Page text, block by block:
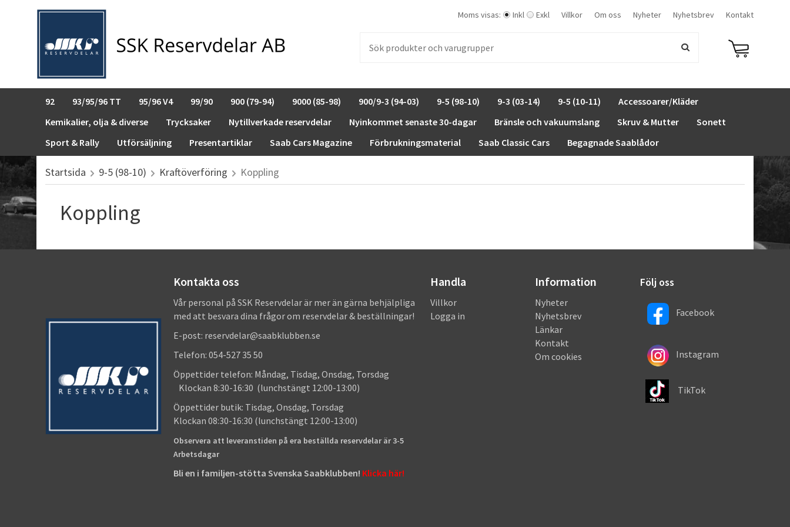
Moms visas: Inkl Exkl Villkor Om oss Nyheter Nyhetsbrev Kontakt
92 93/95/96 TT 95/96 V4 99/90 900 (79-94) 9000 (85-98) 900/9-3 (94-03) 9-5 (98-10) 9-3 (03-14) 9-5 (10-11)
Accessoarer/Kläder
Kemikalier, olja & diverse
Trycksaker Nytillverkade reservdelar Nyinkommet senaste 30-dagar Bränsle och vakuumslang Skruv & Mutter
Sonett
Sport & Rally
Utförsäljning Presentartiklar Saab Cars Magazine Förbrukningsmaterial Saab Classic Cars Begagnade Saablådor
Startsida 9-5 (98-10) Kraftöverföring Koppling
Koppling
Kontakta oss
Vår personal på SSK Reservdelar är mer än gärna behjälpliga
med att besvara dina frågor om reservdelar & beställningar!
E-post: reservdelar@saabklubben.se
Telefon: 054-527 35 50
Öppettider telefon: Måndag, Tisdag, Onsdag, Torsdag
Klockan 8:30-16:30 (lunchstängt 12:00-13:00)
Öppettider butik: Tisdag, Onsdag, Torsdag
Klockan 08:30-16:30 (lunchstängt 12:00-13:00)
Observera att leveranstiden på era beställda reservdelar är 3-5
Arbetsdagar
Bli en i familjen-stötta Svenska Saabklubben! Klicka här!
Handla
Villkor
Logga in
Information
Nyheter
Nyhetsbrev
Länkar
Kontakt
Om cookies
Följ oss
Facebook
Instagram
TikTok